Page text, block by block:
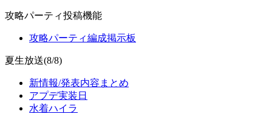
攻略パーティ投稿機能
攻略パーティ編成掲示板
夏生放送(8/8)
新情報/発表内容まとめ
アプデ実装日
水着ハイラ